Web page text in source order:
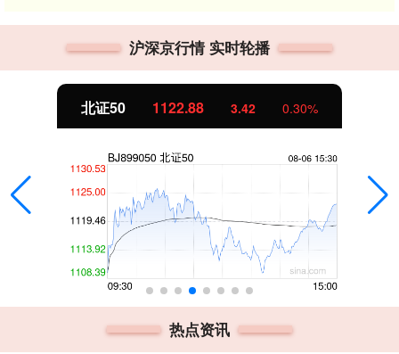
沪深京行情 实时轮播
北证50 1122.88 3.42 0.30%
热点资讯